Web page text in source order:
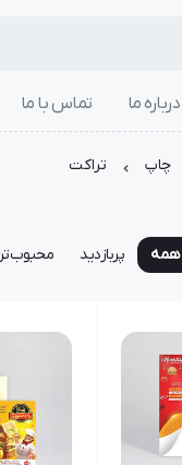
درباره ما تماس با ما
چاپ تراکت
همه پربازدید